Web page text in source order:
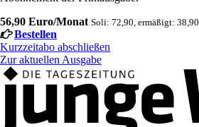
56,90 Euro/Monat Soli: 72,90, ermäßigt: 38,90
Bestellen
Kurzzeitabo abschließen
Zur aktuellen Ausgabe